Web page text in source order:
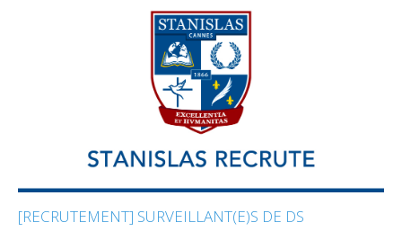
[RECRUTEMENT] SURVEILLANT(E)S DE DS